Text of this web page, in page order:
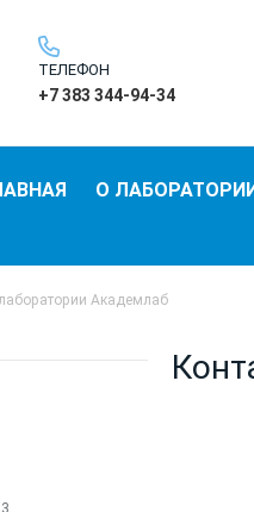
ТЕЛЕФОН
+7 383 344-94-34
О
Академлаб